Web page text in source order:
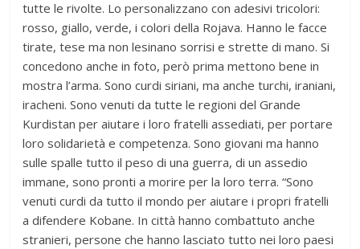
tutte le rivolte. Lo personalizzano con adesivi tricolori:
rosso, giallo, verde, i colori della Rojava. Hanno le facce
tirate, tese ma non lesinano sorrisi e strette di mano. Si
concedono anche in foto, però prima mettono bene in
mostra l’arma. Sono curdi siriani, ma anche turchi, iraniani,
iracheni. Sono venuti da tutte le regioni del Grande
Kurdistan per aiutare i loro fratelli assediati, per portare
loro solidarietà e competenza. Sono giovani ma hanno
sulle spalle tutto il peso di una guerra, di un assedio
immane, sono pronti a morire per la loro terra. “Sono
venuti curdi da tutto il mondo per aiutare i propri fratelli
a difendere Kobane. In città hanno combattuto anche
stranieri, persone che hanno lasciato tutto nei loro paesi